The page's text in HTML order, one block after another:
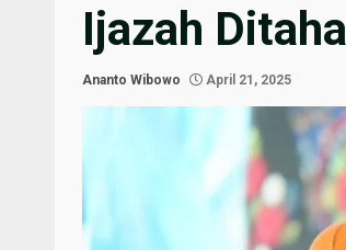
Ijazah
Ananto Wibowo April 21, 2025